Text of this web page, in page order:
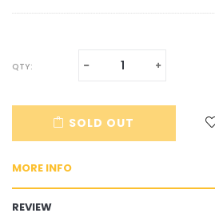
QTY:
Translation
Translation
SOLD OUT
MORE INFO
REVIEW